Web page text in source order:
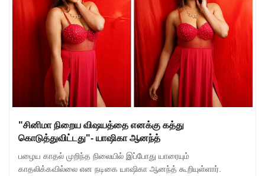
"சினிமா நிறைய விஷயத்தை எனக்கு கத்து
கொடுத்துவிட்டது"- யாஷிகா ஆனந்த்
பழைய காதல் முறிந்த நிலையில் இப்போது யாரையும்
காதலிக்கவில்லை என நடிகை யாஷிகா ஆனந்த் கூறியுள்ளார்.